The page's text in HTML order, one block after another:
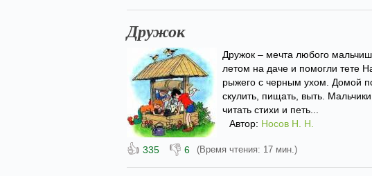
Дружок
Дружок – мечта любого
летом на даче и помогли тете
рыжего с черным ухом. Домой
скулить, пищать, выть.
читать стихи и петь...
Автор: Носов Н. Н.
👍 335 👎 6 (Время чтения: 17 мин.)